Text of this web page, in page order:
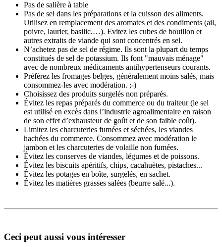
Pas de salière à table
Pas de sel dans les préparations et la cuisson des aliments.
Utilisez en remplacement des aromates et des condiments (ail,
poivre, laurier, basilic.…). Evitez les cubes de bouillon et
autres extraits de viande qui sont concentrés en sel.
N’achetez pas de sel de régime. Ils sont la plupart du temps
constitués de sel de potassium. Ils font "mauvais ménage"
avec de nombreux médicaments antihypertenseurs courants.
Préférez les fromages belges, généralement moins salés, mais
consommez-les avec modération. ;-)
Choisissez des produits surgelés non préparés.
Évitez les repas préparés du commerce ou du traiteur (le sel
est utilisé en excès dans l’industrie agroalimentaire en raison
de son effet d’exhausteur de goût et de son faible coût).
Limitez les charcuteries fumées et séchées, les viandes
hachées du commerce. Consommez avec modération le
jambon et les charcuteries de volaille non fumées.
Évitez les conserves de viandes, légumes et de poissons.
Évitez les biscuits apéritifs, chips, cacahuètes, pistaches...
Évitez les potages en boîte, surgelés, en sachet.
Évitez les matières grasses salées (beurre salé...).
Ceci peut aussi vous intéresser